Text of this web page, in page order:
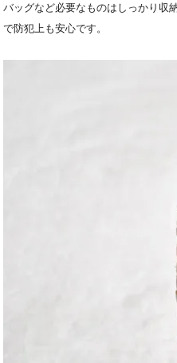
バッグなど必要なものはしっかり収
で防犯上も安心です。